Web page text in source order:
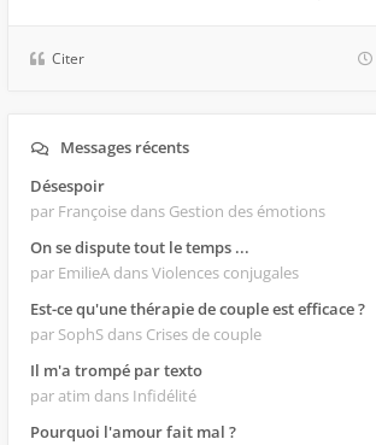
Citer
Messages récents
Désespoir
par Françoise dans Gestion des émotions
On se dispute tout le temps ...
par EmilieA dans Violences conjugales
Est-ce qu'une thérapie de couple est efficace ?
par SophS dans Crises de couple
Il m'a trompé par texto
par atim dans Infidélité
Pourquoi l'amour fait mal ?